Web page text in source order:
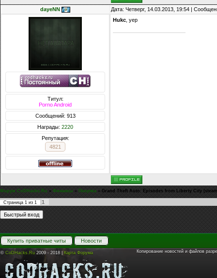
dayeNN Дата: Четверг, 14.03.2013, 19:54 |
Титул:
Porno Android
Сообщений: 913
Награды: 2220
Репутация:
4821
Hukc , yep
Форум CoDHacks.Ru » Финансы » Покупка » Grand Theft Auto: Episodes from Liberty City
Страница 1 из 1 1
Купить приватные читы Новости
© CoDHacks.Ru 2009 - 2018 | Карта Форума Копирование новостей и файлов